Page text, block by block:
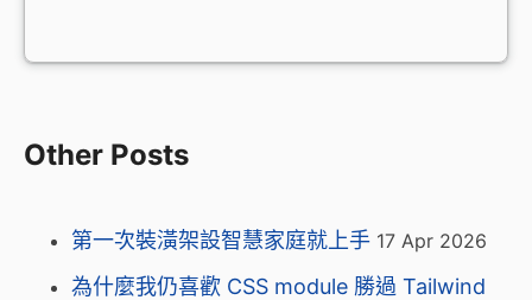
Other Posts
第一次裝潢架設智慧家庭就上手 17 Apr 2026
為什麼我仍喜歡 CSS module 勝過 Tailwind